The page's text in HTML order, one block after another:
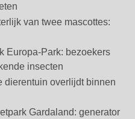
van twee mascottes:
Europa-Park: bezoekers
insecten
dierentuin overlijdt binnen
Gardaland: generator